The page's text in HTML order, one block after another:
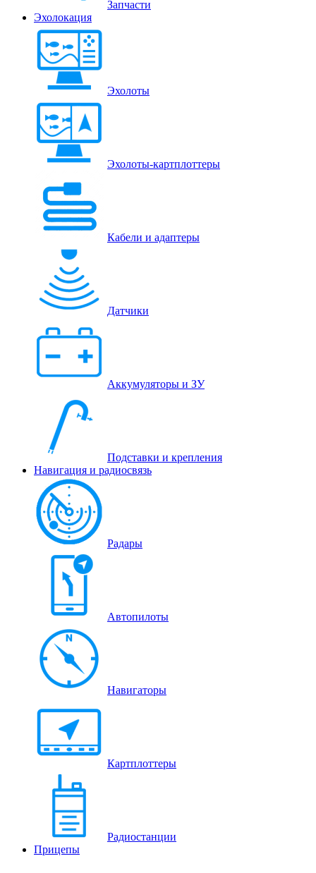
Запчасти
Эхолокация
Эхолоты
Эхолоты-картплоттеры
Кабели и адаптеры
Датчики
Аккумуляторы и ЗУ
Подставки и крепления
Навигация и радиосвязь
Радары
Автопилоты
Навигаторы
Картплоттеры
Радиостанции
Прицепы